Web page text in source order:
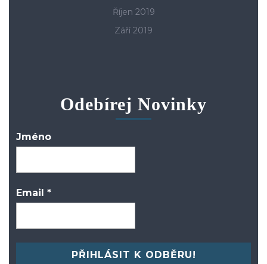
Říjen 2019
Září 2019
Odebírej Novinky
Jméno
Email *